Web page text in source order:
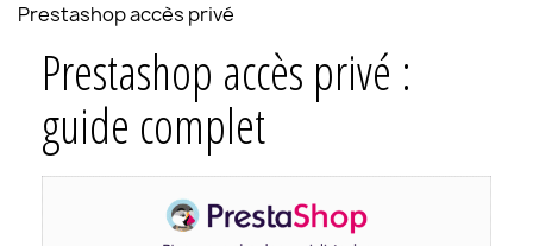
Prestashop accès privé
Prestashop accès privé :
guide complet